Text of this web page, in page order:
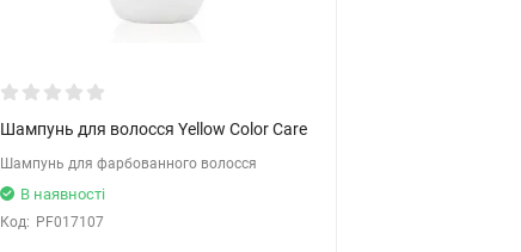
Шампунь для волосся Yellow Color Care
Шампунь для фарбованного волосся
В наявності
Код: PF017107